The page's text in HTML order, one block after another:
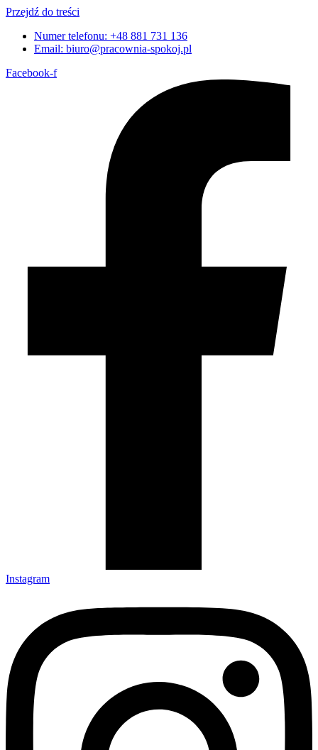
Przejdź do treści
Numer telefonu: +48 881 731 136
Email: biuro@pracownia-spokoj.pl
Facebook-f
Instagram